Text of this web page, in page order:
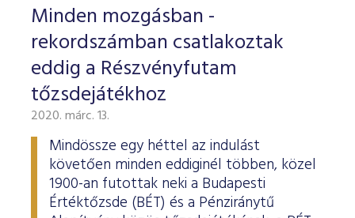
Minden mozgásban -
rekordszámban csatlakoztak
eddig a Részvényfutam
tőzsdejátékhoz
2020. márc. 13.
Mindössze egy héttel az indulást
követően minden eddiginél többen, közel
1900-an futottak neki a Budapesti
Értéktőzsde (BÉT) és a Pénziránytű